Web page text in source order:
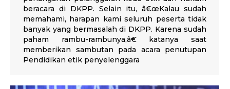
beracara di DKPP. Selain itu, â€œKalau sudah
memahami, harapan kami seluruh peserta tidak
banyak yang bermasalah di DKPP. Karena sudah
paham rambu-rambunya,â€ katanya saat
memberikan sambutan pada acara penutupan
Pendidikan etik penyelenggara